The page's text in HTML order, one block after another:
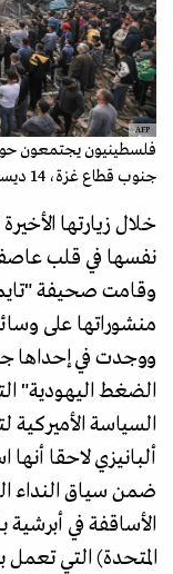
AFP
فلسطينيون يجتمعون
جنوب قطاع غزة، 14 ديسمبر 2023.
خلال زيارتها
نفسها في قلب
وقامت صحيفة
ووجدت في إحداها
الضغط اليهودية"
السياسة
ألبانيزي لاحقا
الأساقفة في أبرشية
المتحدة) التي